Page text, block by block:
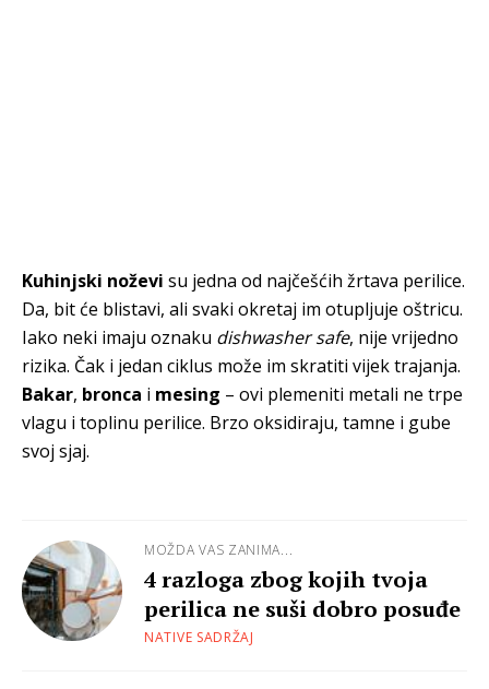
Kuhinjski noževi su jedna od najčešćih žrtava perilice.
Da, bit će blistavi, ali svaki okretaj im otupljuje oštricu.
Iako neki imaju oznaku dishwasher safe, nije vrijedno
rizika. Čak i jedan ciklus može im skratiti vijek trajanja.
Bakar, bronca i mesing – ovi plemeniti metali ne trpe
vlagu i toplinu perilice. Brzo oksidiraju, tamne i gube
svoj sjaj.
MOŽDA VAS ZANIMA...
4 razloga zbog kojih tvoja
perilica ne suši dobro posuđe
NATIVE SADRŽAJ